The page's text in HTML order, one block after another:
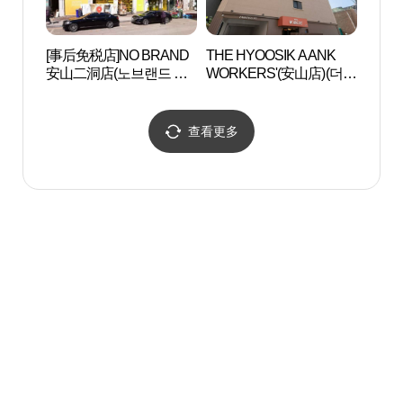
[事后免税店]NO BRAND
安山二洞店(노브랜드 안
THE HYOOSIK AANK
WORKERS'(安山店)(더휴
查看更多